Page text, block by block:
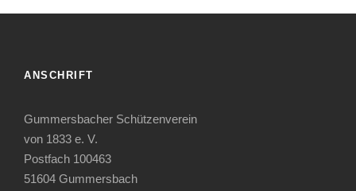
ANSCHRIFT
Gummersbacher Schützenverein
von 1833 e. V.
Postfach 100463
51604 Gummersbach